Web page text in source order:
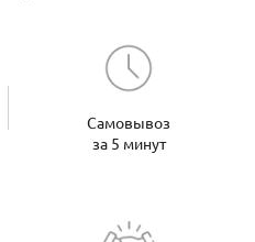
Самовывоз
за 5 минут